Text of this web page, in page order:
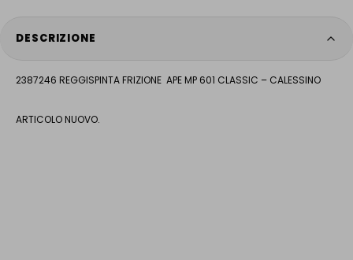
DESCRIZIONE
2387246 REGGISPINTA FRIZIONE APE MP 601 CLASSIC – CALESSINO
ARTICOLO NUOVO.